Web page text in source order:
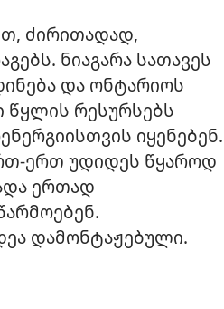
ძირითადად,
ნიაგარა სათავეს
და ონტარიოს
წყლის რესურსებს
იყენებენ.
ერთ უდიდეს წყაროდ
ერთად
დამონტაჟებული.